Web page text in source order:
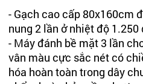
- Gạch cao cấp 80x160cm
nung 2 lần ở nhiệt độ 1.250
- Máy đánh bề mặt 3 lần
vân màu cực sắc nét có
hóa hoàn toàn trong dây